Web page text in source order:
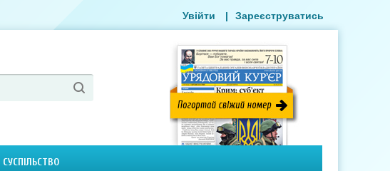
СУСПІЛЬСТВО
Увійти | Зареєструватись